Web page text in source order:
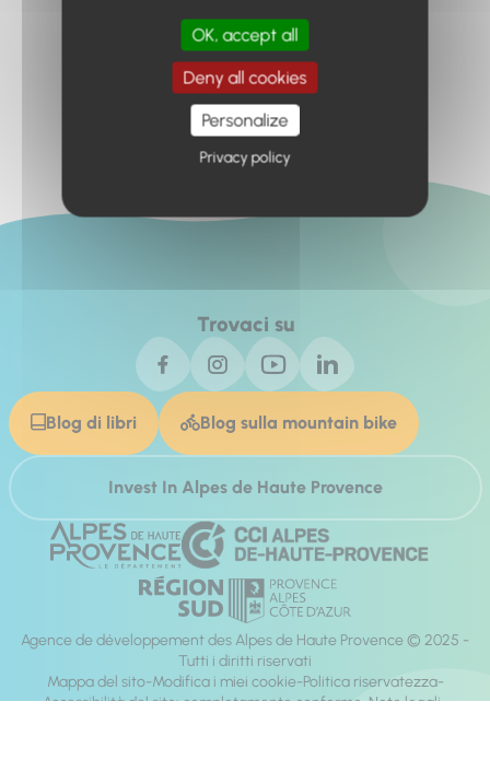
Retour à l'accueil
Trovaci su
Blog di libri Blog sulla mountain bike
Invest In Alpes de Haute Provence
Agence de développement des Alpes de Haute Provence © 2025 -
Tutti i diritti riservati
Mappa del sito Modifica i miei cookie Politica riservatezza
Accessibilità del sito: completamente conforme Note legali
OK, accept all
Deny all cookies
Personalize
Privacy policy